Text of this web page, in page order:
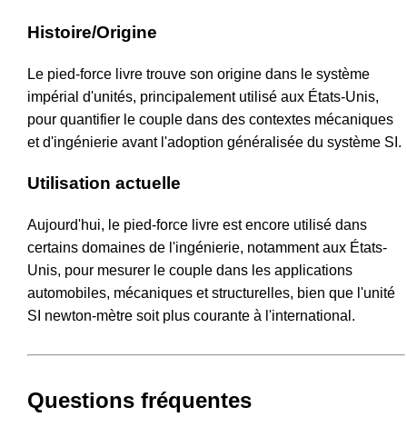
Histoire/Origine
Le pied-force livre trouve son origine dans le système
impérial d'unités, principalement utilisé aux États-Unis,
pour quantifier le couple dans des contextes mécaniques
et d'ingénierie avant l'adoption généralisée du système SI.
Utilisation actuelle
Aujourd'hui, le pied-force livre est encore utilisé dans
certains domaines de l'ingénierie, notamment aux États-
Unis, pour mesurer le couple dans les applications
automobiles, mécaniques et structurelles, bien que l'unité
SI newton-mètre soit plus courante à l'international.
Questions fréquentes